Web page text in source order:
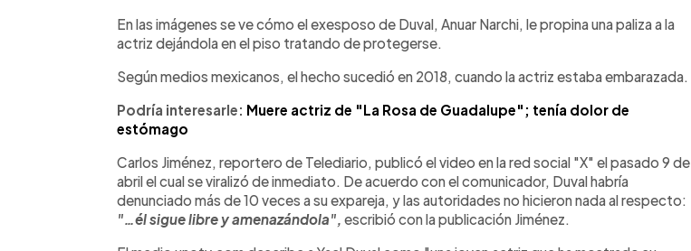
En las imágenes se ve cómo el exesposo de Duval, Anuar Narchi, le propina una paliza a la
actriz dejándola en el piso tratando de protegerse.
Según medios mexicanos, el hecho sucedió en 2018, cuando la actriz estaba embarazada.
Podría interesarle: Muere actriz de "La Rosa de Guadalupe"; tenía dolor de
estómago
Carlos Jiménez, reportero de Telediario, publicó el video en la red social "X" el pasado 9 de
abril el cual se viralizó de inmediato. De acuerdo con el comunicador, Duval habría
denunciado más de 10 veces a su expareja, y las autoridades no hicieron nada al respecto:
"…él sigue libre y amenazándola", escribió con la publicación Jiménez.